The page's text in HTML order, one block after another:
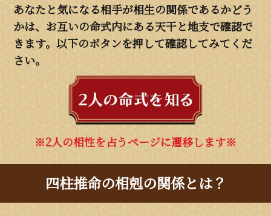
あなたと気になる相手が相生の関係であるかどう
かは、お互いの命式内にある天干と地支で確認で
きます。以下のボタンを押して確認してみてくだ
さい。
※2人の相性を占うページに遷移します※
四柱推命の相剋の関係とは？